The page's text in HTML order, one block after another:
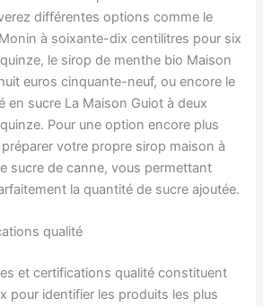
différentes options comme le
à soixante-dix centilitres pour six
le sirop de menthe bio Maison
euros cinquante-neuf, ou encore le
en sucre La Maison Guiot à deux
Pour une option encore plus
votre propre sirop maison à
sucre de canne, vous permettant
la quantité de sucre ajoutée.
qualité
et certifications qualité constituent
pour identifier les produits les plus